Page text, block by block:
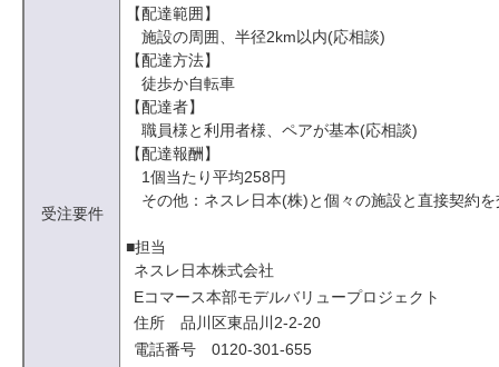
受注要件
【配達範囲】
施設の周囲、半径2km以内(応相談)
【配達方法】
徒歩か自転車
【配達者】
職員様と利用者様、ペアが基本(応相談)
【配達報酬】
1個当たり平均258円
その他：ネスレ日本(株)と個々の施設と直接契約
■担当
ネスレ日本株式会社
Eコマース本部モデルバリュープロジェクト
住所 品川区東品川2-2-20
電話番号 0120-301-655